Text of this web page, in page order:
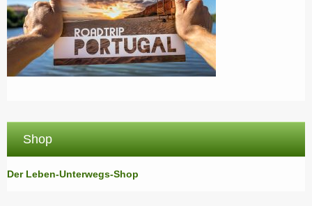
Shop
Der Leben-Unterwegs-Shop